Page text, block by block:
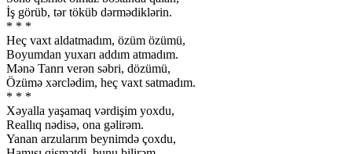
İş görüb, tər töküb dərmədiklərin.
* * *
Heç vaxt aldatmadım, özüm özümü,
Boyumdan yuxarı addım atmadım.
Mənə Tanrı verən səbri, dözümü,
Özümə xərclədim, heç vaxt satmadım.
* * *
Xəyalla yaşamaq vərdişim yoxdu,
Reallıq nədisə, ona gəlirəm.
Yanan arzularım beynimdə çoxdu,